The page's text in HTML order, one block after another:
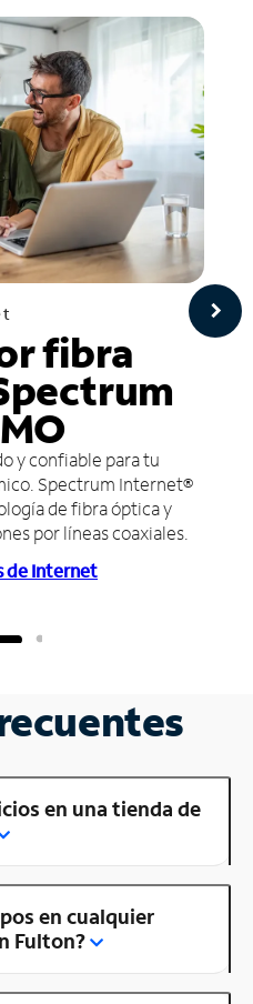
fibra
y confiable para tu
Spectrum Internet®
de fibra óptica y
por líneas coaxiales.
de Internet
en una tienda de
en cualquier
Fulton?